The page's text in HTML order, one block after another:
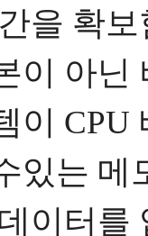
을 확
이 아닌
이 CPU
있는 메
이터를